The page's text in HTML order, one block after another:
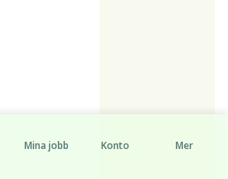
Mina jobb Konto Mer